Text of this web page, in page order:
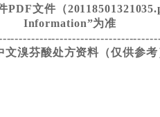
PDF文件（
Information”为准
文溴芬酸处方资料（仅供参考